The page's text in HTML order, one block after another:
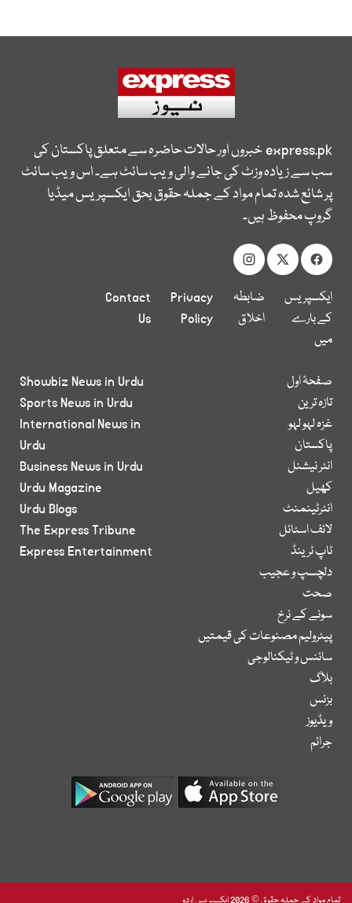
express.pkخبروں اور حالات حاضرہ سے متعلق پاکستان کی
سب سے زیادہ وزٹ کی جانے والی ویب سائٹ ہے۔ اس ویب سائٹ
پر شائع شدہ تمام مواد کے جملہ حقوق بحق ایکسپریس میڈیا
گروپ محفوظ ہیں۔
ایکسپریس
کے بارے
میں
ضابطہ
اخلاق
Privacy
Policy
Contact
Us
صفحۂ اول
تازہ ترین
غزہ لہو لہو
پاکستان
انٹر نیشنل
کھیل
انٹرٹینمنٹ
لائف اسٹائل
ٹاپ ٹرینڈ
دلچسپ و عجیب
صحت
سونے کے نرخ
پیٹرولیم مصنوعات کی قیمتیں
سائنس و ٹیکنالوجی
بلاگ
بزنس
ویڈیوز
جرائم
Showbiz News in Urdu
Sports News in Urdu
International News in
Urdu
Business News in Urdu
Urdu Magazine
Urdu Blogs
The Express Tribune
Express Entertainment
تمام مواد کے جملہ حقوق © 2026 ایکسپریس اردو